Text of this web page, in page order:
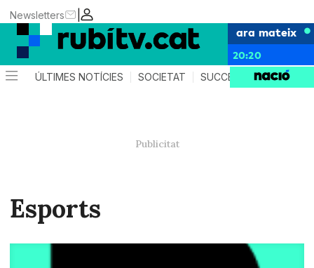
|
Newsletters
ara mateix
20:20
ÚLTIMES NOTÍCIES SOCIETAT SUCCESSOS
Esports